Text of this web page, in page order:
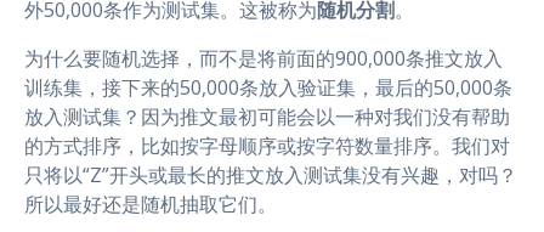
外50,000条作为测试集。这被称为随机分割。
为什么要随机选择，而不是将前面的900,000条推文放入
训练集，接下来的50,000条放入验证集，最后的50,000条
放入测试集？因为推文最初可能会以一种对我们没有帮助
的方式排序，比如按字母顺序或按字符数量排序。我们对
只将以“Z”开头或最长的推文放入测试集没有兴趣，对吗？
所以最好还是随机抽取它们。